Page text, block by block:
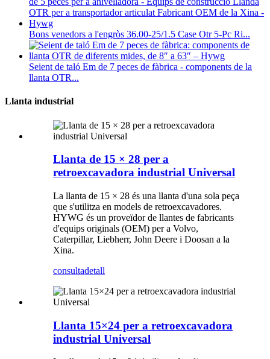
Bons venedors a l'engròs 36.00-25/1.5 Case Otr 5-Pc Ri...
Seient de taló Em de 7 peces de fàbrica - components de la
llanta OTR...
Llanta industrial
Llanta de 15 × 28 per a
retroexcavadora industrial Universal
La llanta de 15 × 28 és una llanta d'una sola peça
que s'utilitza en models de retroexcavadores.
HYWG és un proveïdor de llantes de fabricants
d'equips originals (OEM) per a Volvo,
Caterpillar, Liebherr, John Deere i Doosan a la
Xina.
consultadetall
Llanta 15×24 per a retroexcavadora
industrial Universal